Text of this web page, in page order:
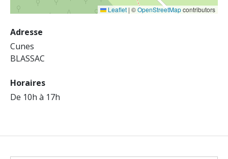
Leaflet | ©OpenStreetMapcontributors
Adresse
Cunes
BLASSAC
Horaires
De 10h à 17h